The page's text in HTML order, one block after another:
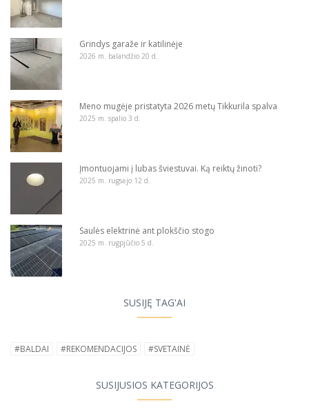
Grindys garaže ir katilinėje
2026 m. balandžio 20 d.
Meno mugėje pristatyta 2026 metų Tikkurila spalva
2025 m. spalio 3 d.
Įmontuojami į lubas šviestuvai. Ką reiktų žinoti?
2025 m. rugsėjo 12 d.
Saulės elektrinė ant plokščio stogo
2025 m. rugpjūčio 5 d.
SUSIJĘ TAG'AI
#BALDAI #REKOMENDACIJOS #SVETAINĖ
SUSIJUSIOS KATEGORIJOS